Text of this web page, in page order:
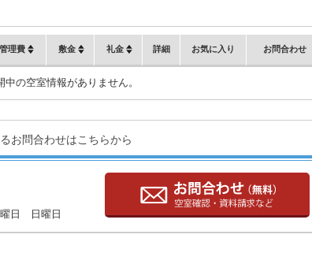
管理費 敷金 礼金 詳細 お気に入り お問合わせ
中の空室情報がありません。
お問合わせはこちらから
曜日 日曜日